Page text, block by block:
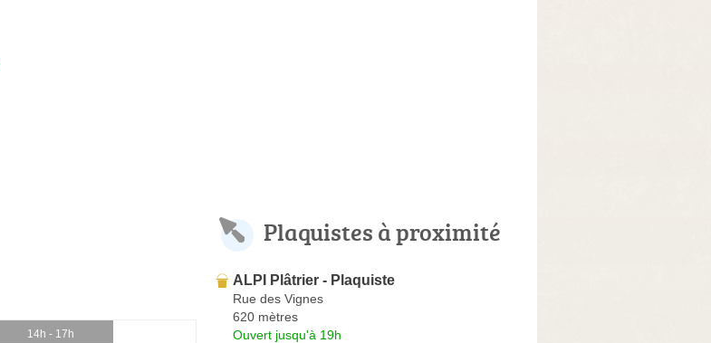
14h - 17h
Plaquistes à proximité
ALPI Plâtrier - Plaquiste
Rue des Vignes
620 mètres
Ouvert jusqu'à 19h